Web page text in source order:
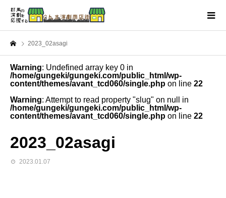
2023_02asagi
Warning: Undefined array key 0 in
/home/gungeki/gungeki.com/public_html/wp-
content/themes/avant_tcd060/single.php on line 22
Warning: Attempt to read property "slug" on null in
/home/gungeki/gungeki.com/public_html/wp-
content/themes/avant_tcd060/single.php on line 22
2023_02asagi
2023.01.07